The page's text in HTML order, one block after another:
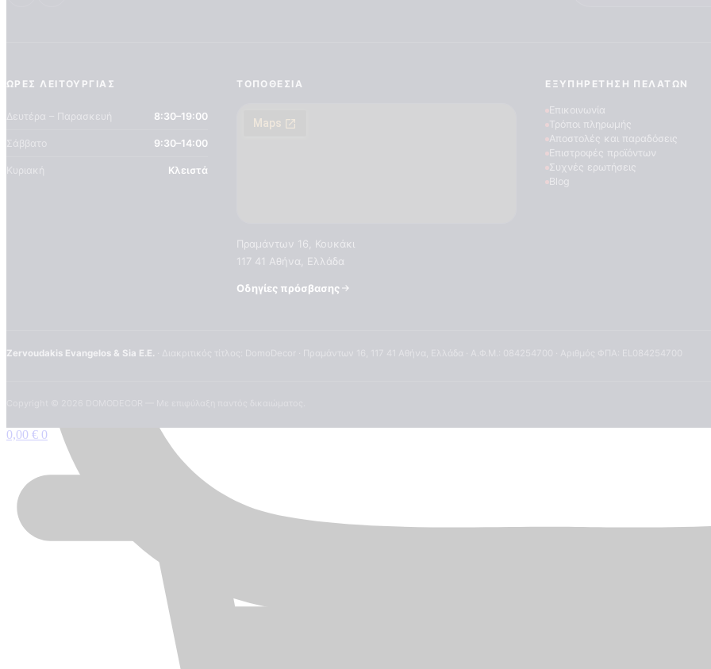
ΏΡΕΣ ΛΕΙΤΟΥΡΓΊΑΣ
Δευτέρα – Παρασκευή 8:30–19:00
Σάββατο 9:30–14:00
Κυριακή Κλειστά
ΤΟΠΟΘΕΣΊΑ
Πραμάντων 16, Κουκάκι
117 41 Αθήνα, Ελλάδα
Οδηγίες πρόσβασης
ΕΞΥΠΗΡΈΤΗΣΗ ΠΕΛΑΤΏΝ
Επικοινωνία
Τρόποι πληρωμής
Αποστολές και παραδόσεις
Επιστροφές προϊόντων
Συχνές ερωτήσεις
Blog
Zervoudakis Evangelos & Sia E.E.
0,00 € 0